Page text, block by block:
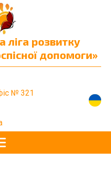
ліга розвитку
допомоги»
№ 321